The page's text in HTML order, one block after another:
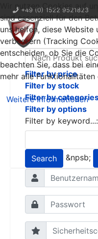
+49 (0) 1522 9521823
Filter by price
Filter by stock
Filter by
Filter by options
Filter by keyword...:
Search &npsb;
Wir nutzen Cookies auf
sind essenziell für den
uns helfen, diese
verbessern (Tracking
entscheiden, ob Sie die
beachten Sie, dass bei
mehr alle
Weitere Informationen